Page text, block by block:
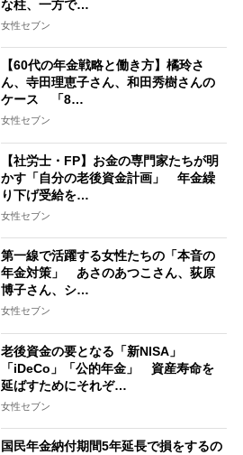
な柱、一方で…
女性セブン
【60代の年金戦略と働き方】橘玲さ
ん、寺田理恵子さん、和田秀樹さんの
ケース 「8…
女性セブン
【社労士・FP】お金の専門家たちが明
かす「自分の老後資金計画」 年金繰
り下げ受給を…
女性セブン
第一線で活躍する女性たちの「本音の
年金対策」 あさのあつこさん、荻原
博子さん、シ…
女性セブン
老後資金の要となる「新NISA」
「iDeCo」「公的年金」 資産寿命を
延ばすためにそれぞ…
女性セブン
国民年金納付期間5年延長で損をするの